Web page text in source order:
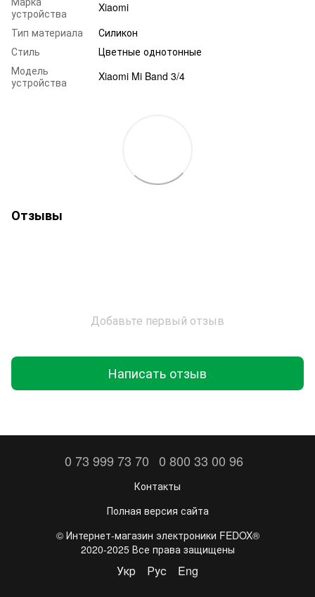
устройства
Xiaomi
Тип материала
Силикон
Стиль
Цветные однотонные
Модель
устройства
Xiaomi Mi Band 3/4
Отзывы
Добавьте первый отзыв
Написать отзыв
0 73 999 73 70 0 800 33 00 96
Контакты
Полная версия сайта
©️ Интернет-магазин электроники FEDOX®
2020-2025 Все права защищены
Укр Рус Eng